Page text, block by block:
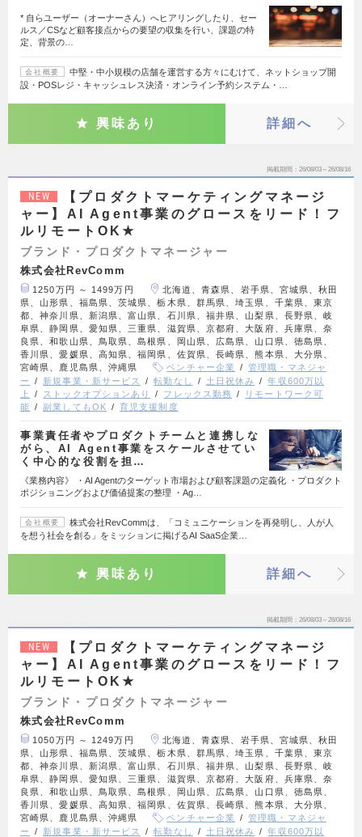
* 自らユーザー（オーナーさん）へヒアリングしたり、セー
ルス／CSなど顧客接点からの要望の収集を行い、課題の特
定、背景の…
会社概要
中堅・中小規模の店舗を運営する方々にむけて、ネットショップ開
設・POSレジ・キャッシュレス決済・オンライン予約システム・…
興味あり 詳細へ
掲載期間 26/08/03～26/08/16
NEW
【プロダクトマーケティングマネージ
ャー】AI Agent事業のグロースをリード！フ
ルリモートOK★
ブランド・プロダクトマネージャー
株式会社RevComm
1250万円 ～ 1499万円
北海道、青森県、岩手県、宮城県、秋田
県、山形県、福島県、茨城県、栃木県、群馬県、埼玉県、千葉県、東京
都、神奈川県、新潟県、富山県、石川県、福井県、山梨県、長野県、岐
阜県、静岡県、愛知県、三重県、滋賀県、京都府、大阪府、兵庫県、奈
良県、和歌山県、鳥取県、島根県、岡山県、広島県、山口県、徳島県、
香川県、愛媛県、高知県、福岡県、佐賀県、長崎県、熊本県、大分県、
宮崎県、鹿児島県、沖縄県
ベンチャー企業
管理職・マネジャ
ー
新規事業・新サービス 転勤なし 土日祝休み
年収600万以
上
ストックオプションあり フレックス勤務
リモートワーク可
能
副業してもOK 育児支援制度
事業責任者やプロダクトチームと連携しな
がら、AI Agent事業をスケールさせてい
く中心的な役割を担…
《業務内容》 ・AI Agentのターゲット市場および顧客課題の定義化 ・プロダクト
ポジショニングおよび価値提案の整理 ・Ag…
会社概要
株式会社RevCommは、「コミュニケーションを再発明し、人が人
を想う社会を創る」をミッションに掲げるAI SaaS企業…
興味あり 詳細へ
掲載期間 26/08/03～26/08/16
NEW
【プロダクトマーケティングマネージ
ャー】AI Agent事業のグロースをリード！フ
ルリモートOK★
ブランド・プロダクトマネージャー
株式会社RevComm
1050万円 ～ 1249万円
北海道、青森県、岩手県、宮城県、秋田
県、山形県、福島県、茨城県、栃木県、群馬県、埼玉県、千葉県、東京
都、神奈川県、新潟県、富山県、石川県、福井県、山梨県、長野県、岐
阜県、静岡県、愛知県、三重県、滋賀県、京都府、大阪府、兵庫県、奈
良県、和歌山県、鳥取県、島根県、岡山県、広島県、山口県、徳島県、
香川県、愛媛県、高知県、福岡県、佐賀県、長崎県、熊本県、大分県、
宮崎県、鹿児島県、沖縄県
ベンチャー企業
管理職・マネジャ
ー
新規事業・新サービス 転勤なし 土日祝休み
年収600万以